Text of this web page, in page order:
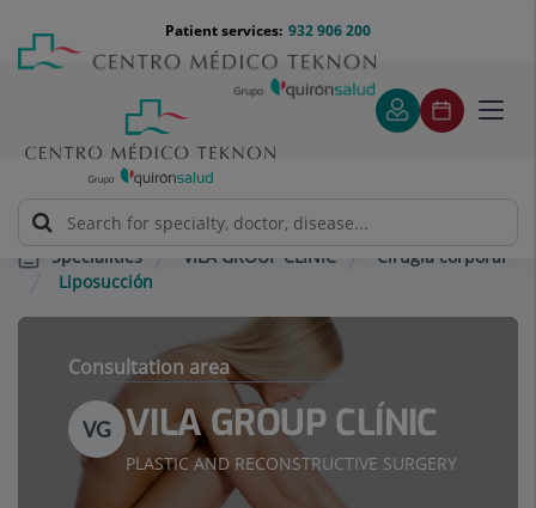
content
Menú
teléfono
cabecera
932 906 200
Patient services:
Specialities VILA GROUP CLÍNIC
Cirugía corporal
Liposucción
Consultation area
VG VILA GROUP CLÍNIC
PLASTIC AND RECONSTRUCTIVE SURGERY